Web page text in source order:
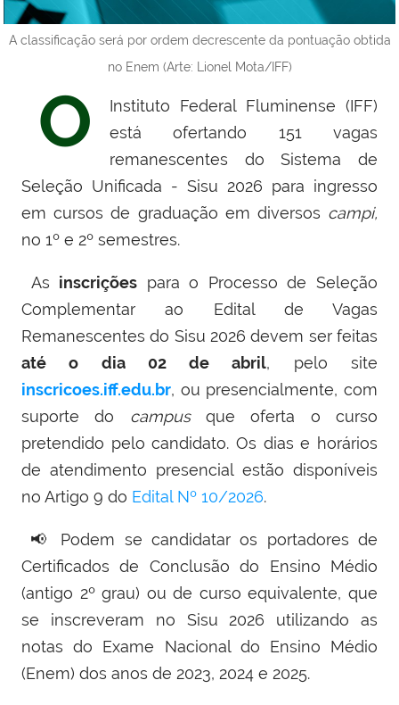
A classificação será por ordem decrescente da pontuação obtida
no Enem (Arte: Lionel Mota/IFF)
O
Instituto Federal Fluminense (IFF)
está ofertando 151 vagas
remanescentes do Sistema de
Seleção Unificada - Sisu 2026 para ingresso
em cursos de graduação em diversos campi,
no 1º e 2º semestres.
As inscrições para o Processo de Seleção
Complementar ao Edital de Vagas
Remanescentes do Sisu 2026 devem ser feitas
até o dia 02 de abril, pelo site
inscricoes.iff.edu.br, ou presencialmente, com
suporte do campusque oferta o curso
pretendido pelo candidato. Os dias e horários
de atendimento presencial estão disponíveis
no Artigo 9 do Edital Nº 10/2026.
📢
Podem se candidatar os portadores de
Certificados de Conclusão do Ensino Médio
(antigo 2º grau) ou de curso equivalente, que
se inscreveram no Sisu 2026 utilizando as
notas do Exame Nacional do Ensino Médio
(Enem) dos anos de 2023, 2024 e 2025.